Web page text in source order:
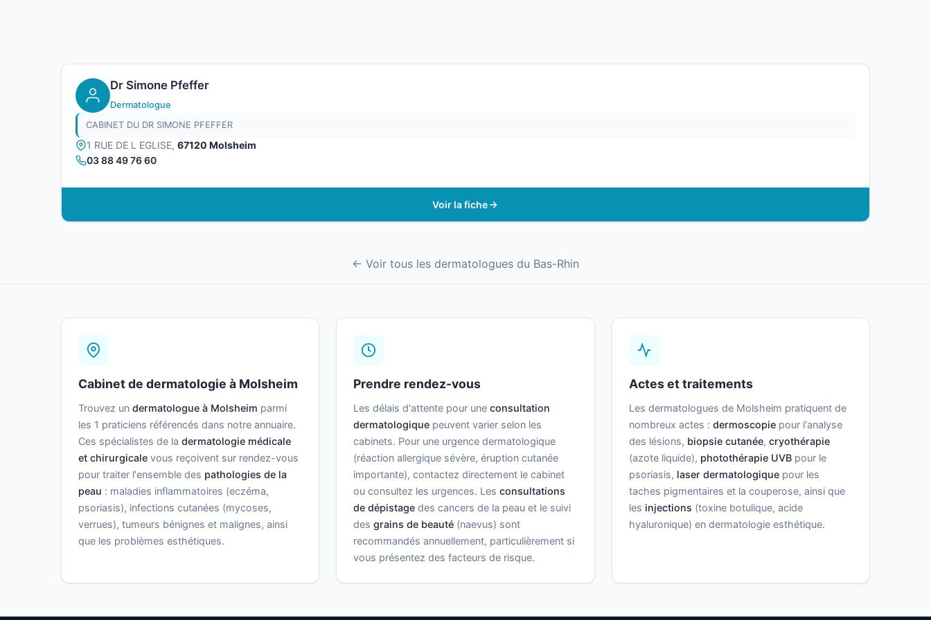
Dr Simone Pfeffer
Dermatologue
CABINET DU DR SIMONE PFEFFER
1 RUE DE L EGLISE, 67120 Molsheim
03 88 49 76 60
Voir la fiche
← Voir tous les dermatologues du Bas-Rhin
Cabinet de dermatologie à Molsheim
Trouvez un dermatologue à Molsheim parmi
les 1 praticiens référencés dans notre annuaire.
Ces spécialistes de la dermatologie médicale
et chirurgicale vous reçoivent sur rendez-vous
pour traiter l'ensemble des pathologies de la
peau : maladies inflammatoires (eczéma,
psoriasis), infections cutanées (mycoses,
verrues), tumeurs bénignes et malignes, ainsi
que les problèmes esthétiques.
Prendre rendez-vous
Les délais d'attente pour uneconsultation
dermatologique peuvent varier selon les
cabinets. Pour une urgence dermatologique
(réaction allergique sévère, éruption cutanée
importante), contactez directement le cabinet
ou consultez les urgences. Lesconsultations
de dépistage des cancers de la peau et le suivi
desgrains de beauté (naevus) sont
recommandés annuellement, particulièrement si
vous présentez des facteurs de risque.
Actes et traitements
Les dermatologues de Molsheim pratiquent de
nombreux actes : dermoscopiepour l'analyse
des lésions, biopsie cutanée, cryothérapie
(azote liquide), photothérapie UVBpour le
psoriasis, laser dermatologiquepour les
taches pigmentaires et la couperose, ainsi que
les injections (toxine botulique, acide
hyaluronique) en dermatologie esthétique.